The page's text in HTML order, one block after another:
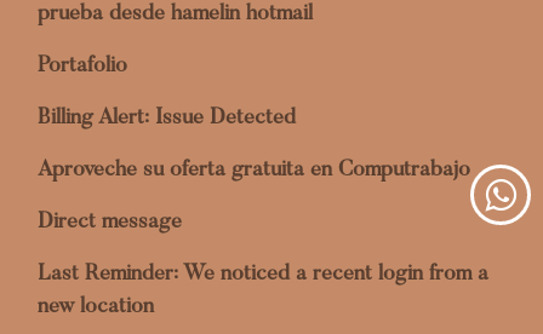
prueba desde hamelin hotmail
Portafolio
Billing Alert: Issue Detected
Aproveche su oferta gratuita en Computrabajo
Direct message
Last Reminder: We noticed a recent login from a
new location